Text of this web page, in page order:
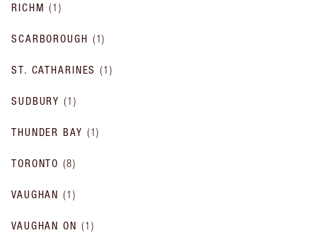
RICHM (1)
SCARBOROUGH (1)
ST. CATHARINES (1)
SUDBURY (1 )
THUNDER BAY (1)
TORONTO (8)
VAUGHAN (1 )
VAUGHAN ON (1 )